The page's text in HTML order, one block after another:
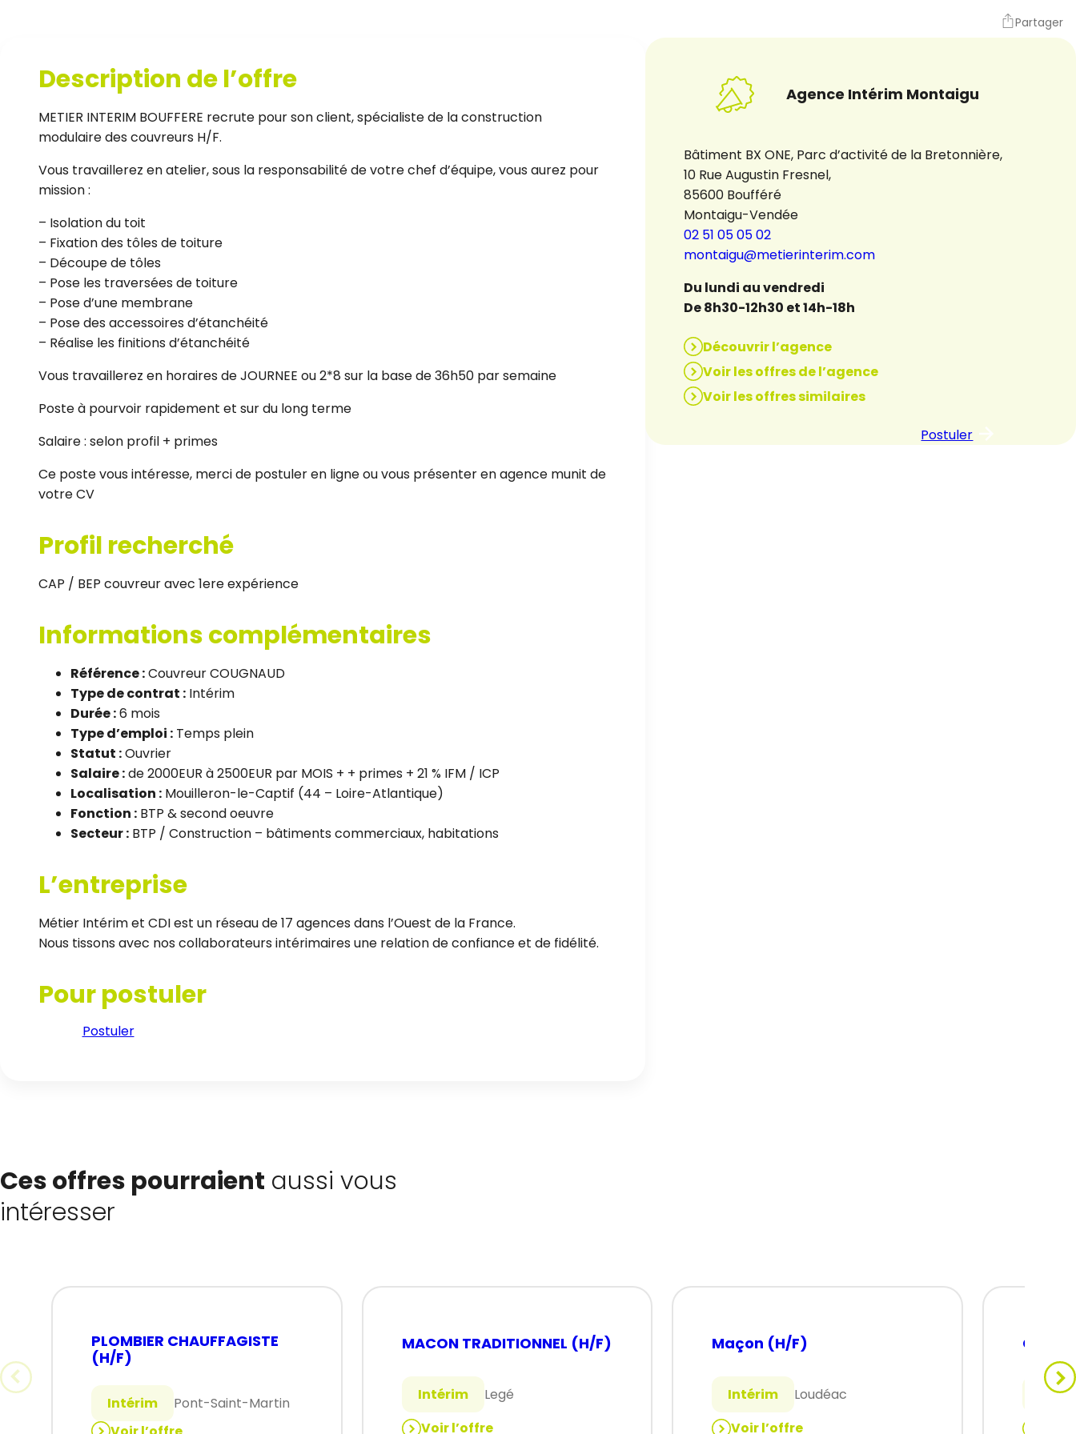
Partager
Description de l’offre
METIER INTERIM BOUFFERE recrute pour son client, spécialiste de la construction
modulaire des couvreurs H/F.
Vous travaillerez en atelier, sous la responsabilité de votre chef d’équipe, vous aurez pour
mission :
– Isolation du toit
– Fixation des tôles de toiture
– Découpe de tôles
– Pose les traversées de toiture
– Pose d’une membrane
– Pose des accessoires d’étanchéité
– Réalise les finitions d’étanchéité
Vous travaillerez en horaires de JOURNEE ou 2*8 sur la base de 36h50 par semaine
Poste à pourvoir rapidement et sur du long terme
Salaire : selon profil + primes
Ce poste vous intéresse, merci de postuler en ligne ou vous présenter en agence munit de
votre CV
Profil recherché
CAP / BEP couvreur avec 1ere expérience
Informations complémentaires
Référence :Couvreur COUGNAUD
Type de contrat : Intérim
Durée :6 mois
Type d’emploi : Temps plein
Statut :Ouvrier
Salaire :de 2000EUR à 2500EUR par MOIS + + primes + 21 % IFM / ICP
Localisation : Mouilleron-le-Captif (44 – Loire-Atlantique)
Fonction : BTP & second oeuvre
Secteur : BTP / Construction – bâtiments commerciaux, habitations
L’entreprise
Métier Intérim et CDI est un réseau de 17 agences dans l’Ouest de la France.
Nous tissons avec nos collaborateurs intérimaires une relation de confiance et de fidélité.
Pour postuler
Postuler
Agence Intérim Montaigu
Bâtiment BX ONE, Parc d’activité de la Bretonnière,
10 Rue Augustin Fresnel,
85600 Boufféré
Montaigu-Vendée
02 51 05 05 02
montaigu@metierinterim.com
Du lundi au vendredi
De 8h30-12h30 et 14h-18h
Découvrir l’agence
Voir les offres de l’agence
Voir les offres similaires
Postuler
Ces offres pourraient aussi vous
intéresser
PLOMBIER CHAUFFAGISTE
(H/F)
Intérim
Pont-Saint-Martin
MACON TRADITIONNEL (H/F)
Intérim
Legé
Voir l’offre
Maçon (H/F)
Intérim
Loudéac
Voir l’offre